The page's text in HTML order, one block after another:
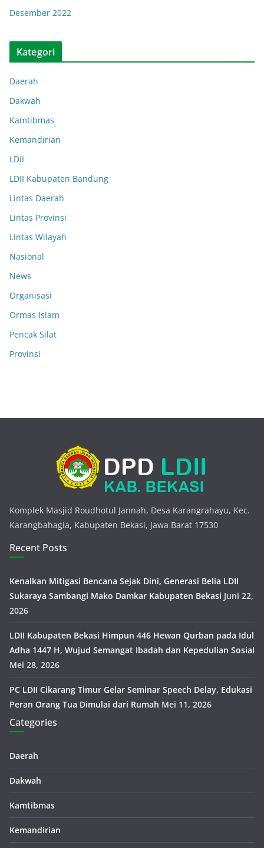
Desember 2022
Kategori
Daerah
Dakwah
Kamtibmas
Kemandirian
LDII
LDII Kabupaten Bandung
Lintas Daerah
Lintas Provinsi
Lintas Wilayah
Nasional
News
Organisasi
Ormas Islam
Pencak Silat
Provinsi
Komplek Masjid Roudhotul Jannah, Desa Karangrahayu, Kec.
Karangbahagia, Kabupaten Bekasi, Jawa Barat 17530
Recent Posts
Kenalkan Mitigasi Bencana Sejak Dini, Generasi Belia LDII
Sukaraya Sambangi Mako Damkar Kabupaten Bekasi Juni 22,
2026
LDII Kabupaten Bekasi Himpun 446 Hewan Qurban pada Idul
Adha 1447 H, Wujud Semangat Ibadah dan Kepedulian Sosial
Mei 28, 2026
PC LDII Cikarang Timur Gelar Seminar Speech Delay, Edukasi
Peran Orang Tua Dimulai dari Rumah Mei 11, 2026
Categories
Daerah
Dakwah
Kamtibmas
Kemandirian